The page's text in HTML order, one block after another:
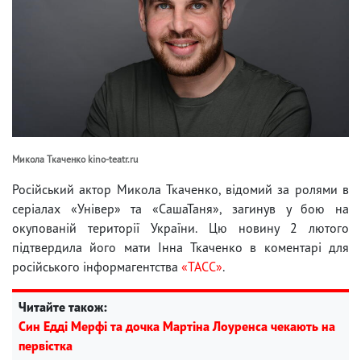
Микола Ткаченко kino-teatr.ru
Російський актор Микола Ткаченко, відомий за ролями в
серіалах «Універ» та «СашаТаня», загинув у бою на
окупованій території України. Цю новину 2 лютого
підтвердила його мати Інна Ткаченко в коментарі для
російського інформагентства «ТАСС».
Читайте також:
Син Едді Мерфі та дочка Мартіна Лоуренса чекають на
первістка